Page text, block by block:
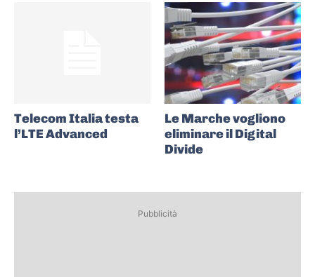
Telecom Italia testa
l’LTE Advanced
Le Marche vogliono
eliminare il Digital
Divide
Pubblicità